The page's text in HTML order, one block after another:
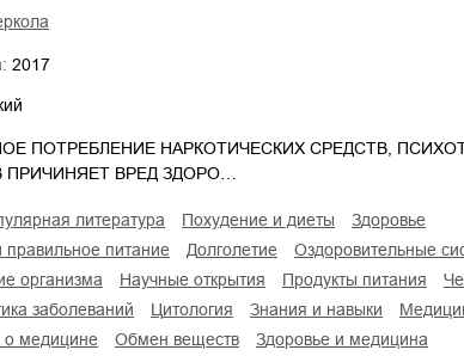
2017
ПОТРЕБЛЕНИЕ НАРКОТИЧЕСКИХ СРЕДСТВ,
ПРИЧИНЯЕТ ВРЕД ЗДОРО…
литература похудение и диеты
здоровье
правильное питание
долголетие
оздоровительные
организма
научные открытия продукты питания
заболеваний
цитология знания и навыки
о медицине
обмен веществ здоровье и медицина